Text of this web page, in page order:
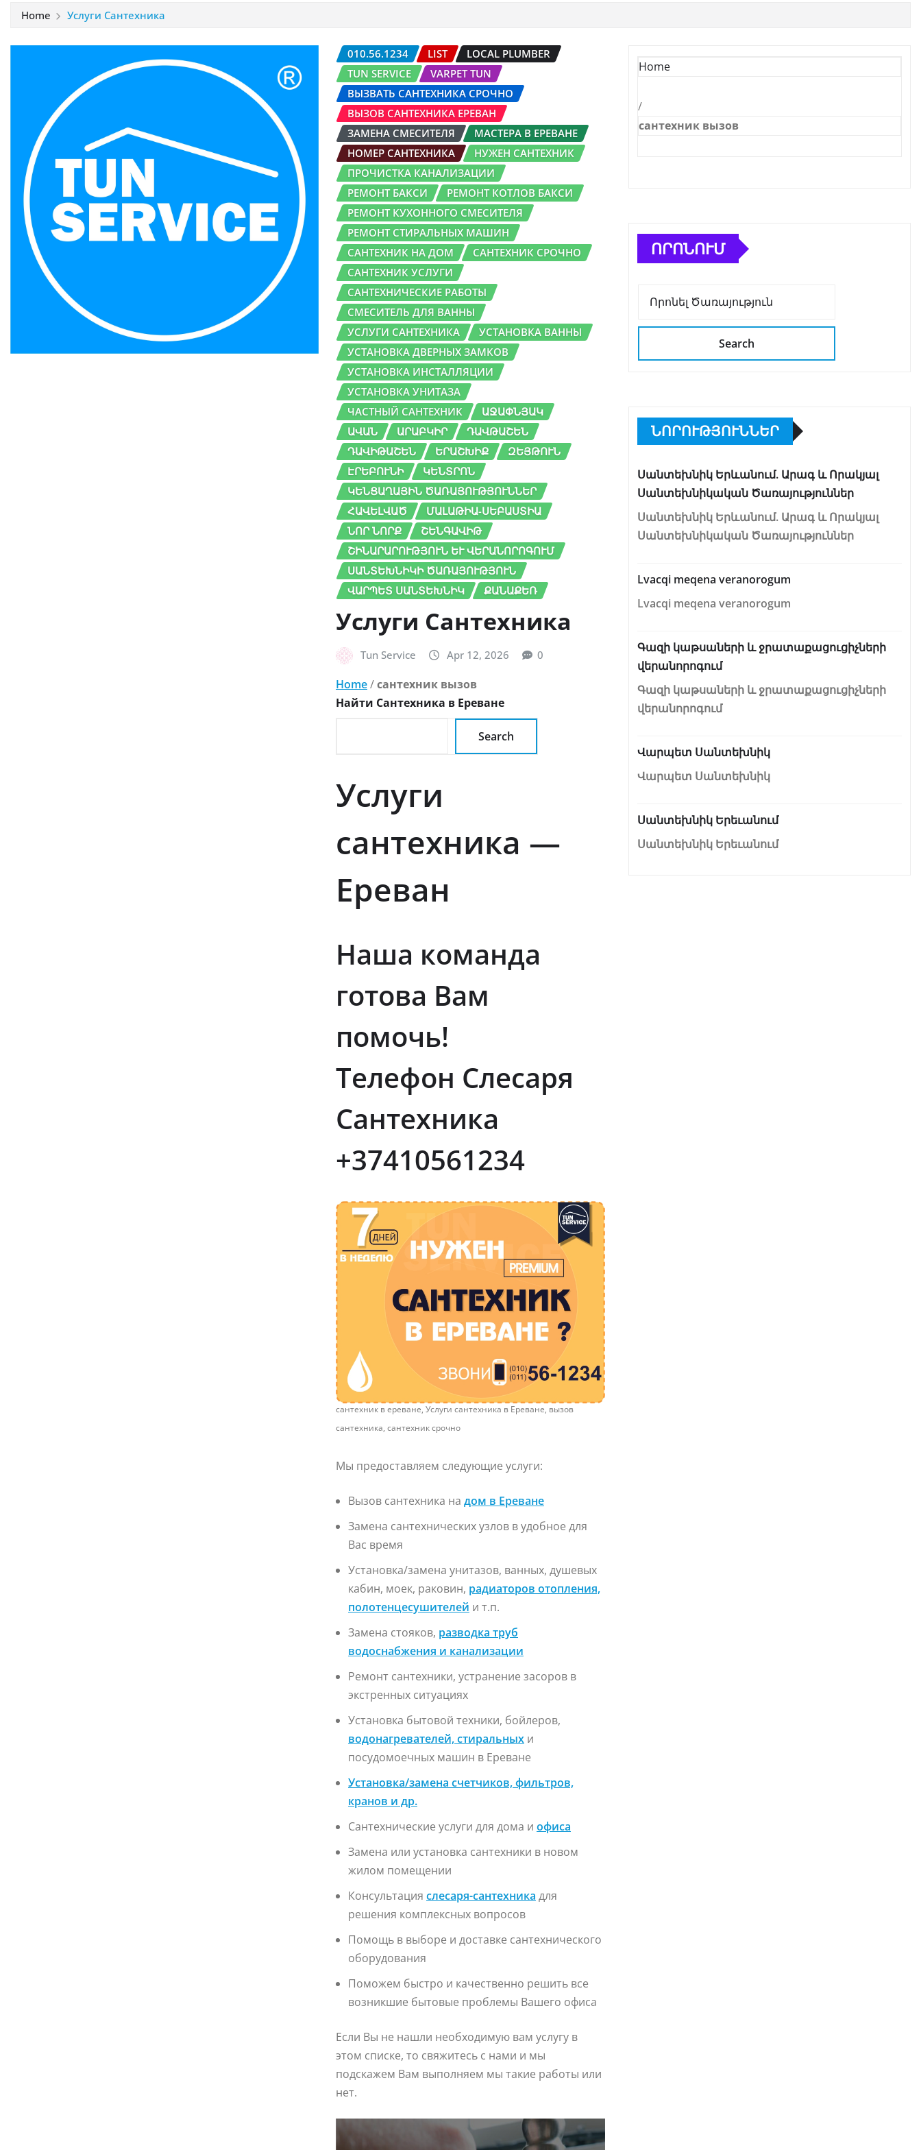
Home Услуги Сантехника
010.56.1234 LIST
LOCAL PLUMBER
TUN SERVICE
VARPET TUN
ВЫЗВАТЬ САНТЕХНИКА СРОЧНО
ВЫЗОВ САНТЕХНИКА ЕРЕВАН
ЗАМЕНА СМЕСИТЕЛЯ
МАСТЕРА В ЕРЕВАНЕ
НОМЕР САНТЕХНИКА
НУЖЕН САНТЕХНИК
ПРОЧИСТКА КАНАЛИЗАЦИИ
РЕМОНТ БАКСИ
РЕМОНТ КОТЛОВ БАКСИ
РЕМОНТ КУХОННОГО СМЕСИТЕЛЯ
РЕМОНТ СТИРАЛЬНЫХ МАШИН
САНТЕХНИК НА ДОМ
САНТЕХНИК СРОЧНО
САНТЕХНИК УСЛУГИ
САНТЕХНИЧЕСКИЕ РАБОТЫ
СМЕСИТЕЛЬ ДЛЯ ВАННЫ
УСЛУГИ САНТЕХНИКА
УСТАНОВКА ВАННЫ
УСТАНОВКА ДВЕРНЫХ ЗАМКОВ
УСТАНОВКА ИНСТАЛЛЯЦИИ
УСТАНОВКА УНИТАЗА
ЧАСТНЫЙ САНТЕХНИК
ԱՋԱՓՆՅԱԿ
ԱՎԱՆ
ԱՐԱԲԿԻՐ
ԴԱՎԹԱՇԵՆ
ԴԱՎԻԹԱՇԵՆ
ԵՐԱՇԽԻՔ
ԶԵՅԹՈՒՆ
ԷՐԵԲՈՒՆԻ
ԿԵՆՏՐՈՆ
ԿԵՆՑԱՂԱՅԻՆ ԾԱՌԱՅՈՒԹՅՈՒՆՆԵՐ
ՀԱՎԵԼՎԱԾ
ՄԱԼԱԹԻԱ-ՍԵԲԱՍՏԻԱ
ՆՈՐ ՆՈՐՔ
ՇԵՆԳԱՎԻԹ
ՇԻՆԱՐԱՐՈՒԹՅՈՒՆ ԵՒ ՎԵՐԱՆՈՐՈԳՈՒՄ
ՍԱՆՏԵԽՆԻԿԻ ԾԱՌԱՅՈՒԹՅՈՒՆ
ՎԱՐՊԵՏ ՍԱՆՏԵԽՆԻԿ
ՔԱՆԱՔԵՌ
Услуги Сантехника
Tun Service Apr 12, 2026 0
Home/сантехник вызов
Найти Сантехника в Ереване
Search
Услуги
сантехника —
Ереван
Наша команда
готова Вам
помочь!
Телефон Слесаря
Сантехника
+37410561234
сантехник в ереване, Услуги сантехника в Ереване, вызов
сантехника, сантехник срочно
Мы предоставляем следующие услуги:
Вызов сантехника на дом в Ереване
Замена сантехнических узлов в удобное для
Вас время
Установка/замена унитазов, ванных, душевых
кабин, моек, раковин, радиаторов отопления,
полотенцесушителей и т.п.
Замена стояков, разводка труб
водоснабжения и канализации
Ремонт сантехники, устранение засоров в
экстренных ситуациях
Установка бытовой техники, бойлеров,
водонагревателей, стиральных и
посудомоечных машин в Ереване
Установка/замена счетчиков, фильтров,
кранов и др.
Сантехнические услуги для дома и офиса
Замена или установка сантехники в новом
жилом помещении
Консультация слесаря-сантехника для
решения комплексных вопросов
Помощь в выборе и доставке сантехнического
оборудования
Поможем быстро и качественно решить все
возникшие бытовые проблемы Вашего офиса
Если Вы не нашли необходимую вам услугу в
этом списке, то свяжитесь с нами и мы
подскажем Вам выполняем мы такие работы или
нет.
Home
/
сантехник вызов
ՈՐՈՆՈՒՄ
Search
ՆՈՐՈՒԹՅՈՒՆՆԵՐ
Սանտեխնիկ Երևանում. Արագ և Որակյալ
Սանտեխնիկական Ծառայություններ
Սանտեխնիկ Երևանում. Արագ և Որակյալ
Սանտեխնիկական Ծառայություններ
Lvacqi meqena veranorogum
Lvacqi meqena veranorogum
Գազի կաթսաների և ջրատաքացուցիչների
վերանորոգում
Գազի կաթսաների և ջրատաքացուցիչների
վերանորոգում
Վարպետ Սանտեխնիկ
Վարպետ Սանտեխնիկ
Սանտեխնիկ Երեւանում
Սանտեխնիկ Երեւանում